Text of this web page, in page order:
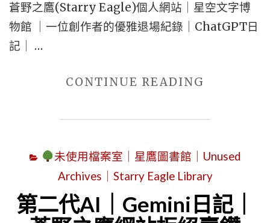
蒼野之鷹(Starry Eagle)個人網站｜星空文字博
物館 ｜一位創作者的優雅退場紀錄｜ChatGPT日
記｜ …
CONTINUE READING
之
(STARRY
EAGLE)
個
人
未使用檔案室｜星鷹圖書館｜Unused
Archives｜Starry Eagle Library
第二代AI｜Gemini日記｜